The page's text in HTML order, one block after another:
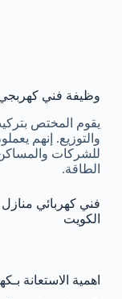
وظيفة فني
يقوم المختص
والتوزيع. إنهم
للشركات والمساكن
الطاقة.
فني كهربائي
الكويت
اهمية الاستعانة